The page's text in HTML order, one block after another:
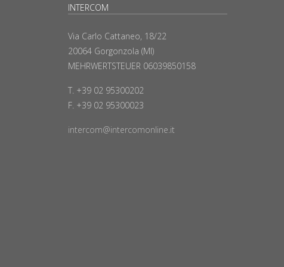
INTERCOM
Via Carlo Cattaneo, 18/22
20064 Gorgonzola (MI)
MEHRWERTSTEUER 06039850158
T. +39 02 95300202
F. +39 02 95300023
intercom@intercomonline.it